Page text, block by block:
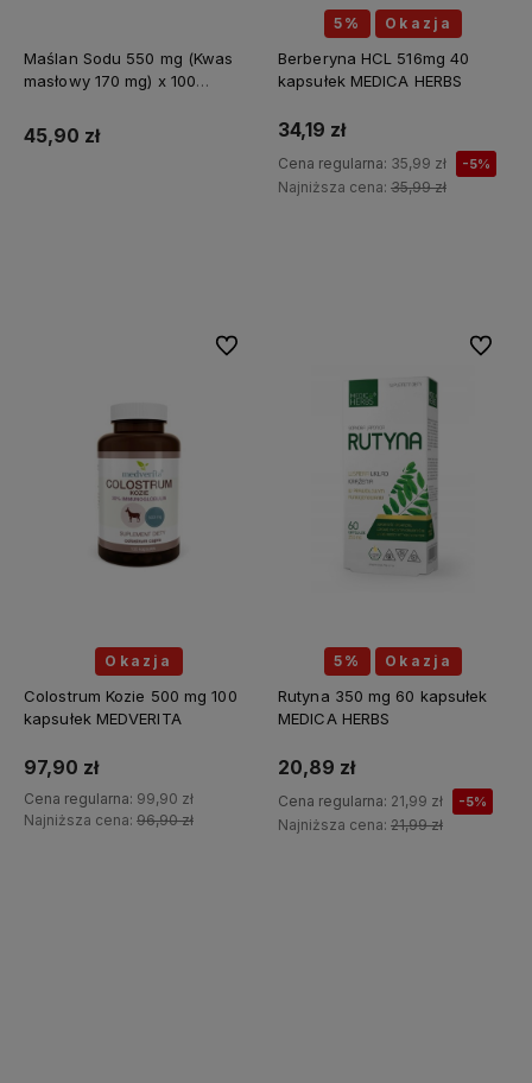
Maślan Sodu 550 mg (Kwas
masłowy 170 mg) x 100
45,90 zł
5% Okazja
Berberyna HCL 516mg 40
kapsułek MEDICA HERBS
34,19 zł
Cena regularna: 35,99 zł -5%
Najniższa cena: 35,99 zł
Okazja
Colostrum Kozie 500 mg 100
kapsułek MEDVERITA
97,90 zł
Cena regularna: 99,90 zł
Najniższa cena: 96,90 zł
Do ulubionych
5% Okazja
Rutyna 350 mg 60 kapsułek
MEDICA HERBS
20,89 zł
Cena regularna: 21,99 zł -5%
Najniższa cena: 21,99 zł
Do